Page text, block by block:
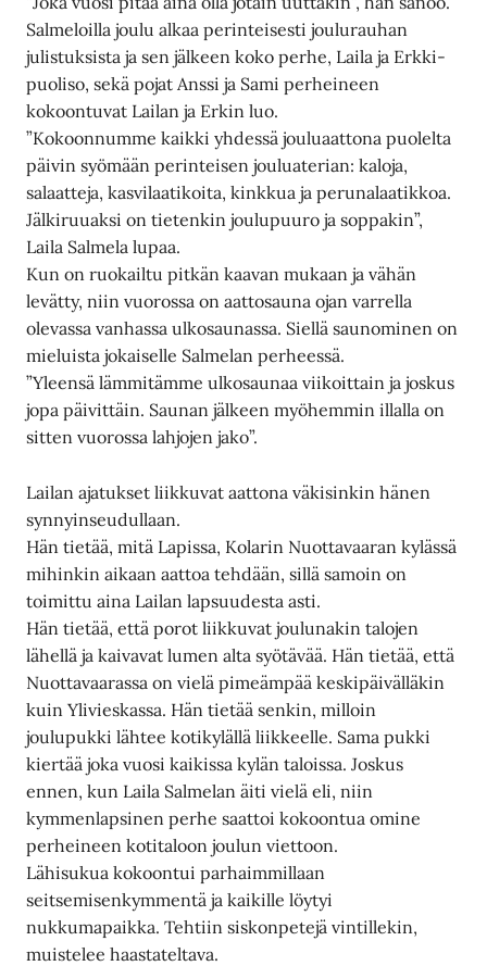
Salmeloilla joulu alkaa perinteisesti joulurauhan
julistuksista ja sen jälkeen koko perhe, Laila ja Erkki-
puoliso, sekä pojat Anssi ja Sami perheineen
kokoontuvat Lailan ja Erkin luo.
”Kokoonnumme kaikki yhdessä jouluaattona puolelta
päivin syömään perinteisen jouluaterian: kaloja,
salaatteja, kasvilaatikoita, kinkkua ja perunalaatikkoa.
Jälkiruuaksi on tietenkin joulupuuro ja soppakin”,
Laila Salmela lupaa.
Kun on ruokailtu pitkän kaavan mukaan ja vähän
levätty, niin vuorossa on aattosauna ojan varrella
olevassa vanhassa ulkosaunassa. Siellä saunominen on
mieluista jokaiselle Salmelan perheessä.
”Yleensä lämmitämme ulkosaunaa viikoittain ja joskus
jopa päivittäin. Saunan jälkeen myöhemmin illalla on
sitten vuorossa lahjojen jako”.
Lailan ajatukset liikkuvat aattona väkisinkin hänen
synnyinseudullaan.
Hän tietää, mitä Lapissa, Kolarin Nuottavaaran kylässä
mihinkin aikaan aattoa tehdään, sillä samoin on
toimittu aina Lailan lapsuudesta asti.
Hän tietää, että porot liikkuvat joulunakin talojen
lähellä ja kaivavat lumen alta syötävää. Hän tietää, että
Nuottavaarassa on vielä pimeämpää keskipäivälläkin
kuin Ylivieskassa. Hän tietää senkin, milloin
joulupukki lähtee kotikylällä liikkeelle. Sama pukki
kiertää joka vuosi kaikissa kylän taloissa. Joskus
ennen, kun Laila Salmelan äiti vielä eli, niin
kymmenlapsinen perhe saattoi kokoontua omine
perheineen kotitaloon joulun viettoon.
Lähisukua kokoontui parhaimmillaan
seitsemisenkymmentä ja kaikille löytyi
nukkumapaikka. Tehtiin siskonpetejä vintillekin,
muistelee haastateltava.